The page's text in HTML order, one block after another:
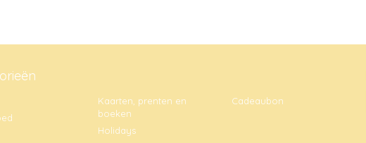
Kaarten, prenten en
boeken
Holidays
Cadeaubon